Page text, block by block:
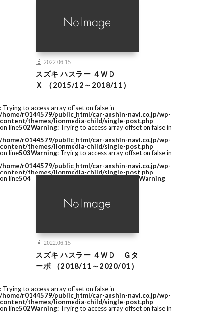
2022.06.15
スズキ ハスラー ４ＷＤ
Ｘ （2015/12～2018/11）
: Trying to access array offset on false in
/home/r0144579/public_html/car-anshin-navi.co.jp/wp-
content/themes/lionmedia-child/single-post.php
on line502Warning: Trying to access array offset on false in
/home/r0144579/public_html/car-anshin-navi.co.jp/wp-
content/themes/lionmedia-child/single-post.php
on line503Warning: Trying to access array offset on false in
/home/r0144579/public_html/car-anshin-navi.co.jp/wp-
content/themes/lionmedia-child/single-post.php
on line504
2022.06.15
スズキ ハスラー ４ＷＤ Ｇタ
ーボ （2018/11～2020/01）
Warning
: Trying to access array offset on false in
/home/r0144579/public_html/car-anshin-navi.co.jp/wp-
content/themes/lionmedia-child/single-post.php
on line502Warning: Trying to access array offset on false in